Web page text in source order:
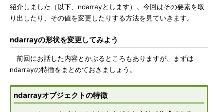
紹介しました（以下、ndarrayとします）。今回はその要素を取
り出したり、その値を変更したりする方法を見ていきます。
ndarrayの形状を変更してみよう
前回にお話した内容とかぶるところもありますが、まずは
ndarrayの特徴をまとめておきましょう。
ndarrayオブジェクトの特徴